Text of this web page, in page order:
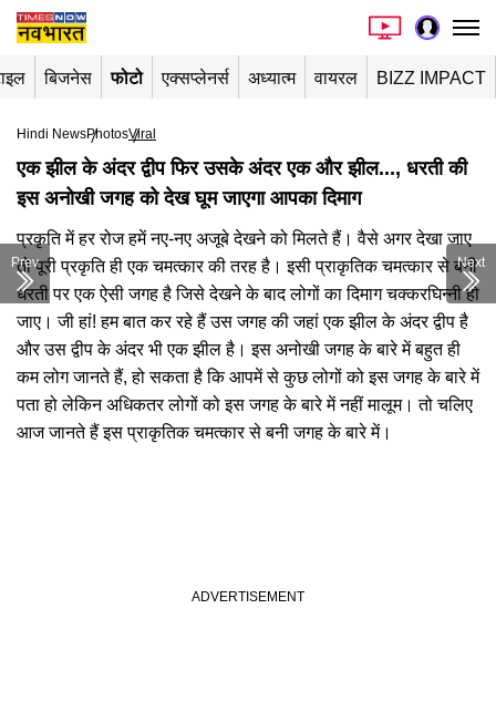
बिजनेस फोटो एक्सप्लेनर्स अध्यात्म वायरल BIZZ IMPACT
Hindi NewsPhotosViral
एक झील के अंदर द्वीप फिर उसके अंदर एक और झील..., धरती की
इस अनोखी जगह को देख घूम जाएगा आपका दिमाग
प्रकृति में हर रोज हमें नए-नए अजूबे देखने को मिलते हैं। वैसे अगर देखा जाए
तो पूरी प्रकृति ही एक चमत्कार की तरह है। इसी प्राकृतिक चमत्कार से बनी
धरती पर एक ऐसी जगह है जिसे देखने के बाद लोगों का दिमाग चक्करघिन्नी हो
जाए। जी हां! हम बात कर रहे हैं उस जगह की जहां एक झील के अंदर द्वीप है
और उस द्वीप के अंदर भी एक झील है। इस अनोखी जगह के बारे में बहुत ही
कम लोग जानते हैं, हो सकता है कि आपमें से कुछ लोगों को इस जगह के बारे में
पता हो लेकिन अधिकतर लोगों को इस जगह के बारे में नहीं मालूम। तो चलिए
आज जानते हैं इस प्राकृतिक चमत्कार से बनी जगह के बारे में।
Prev Next